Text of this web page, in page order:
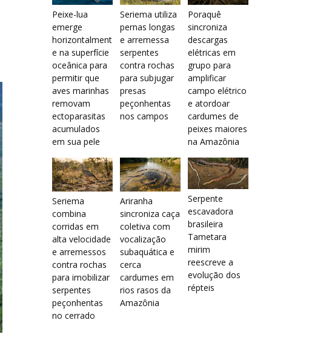
Peixe-lua
emerge
horizontalment
e na superfície
oceânica para
permitir que
aves marinhas
removam
ectoparasitas
acumulados
em sua pele
Seriema utiliza
pernas longas
e arremessa
serpentes
contra rochas
para subjugar
presas
peçonhentas
nos campos
Poraquê
sincroniza
descargas
elétricas em
grupo para
amplificar
campo elétrico
e atordoar
cardumes de
peixes maiores
na Amazônia
Seriema
combina
corridas em
alta velocidade
e arremessos
contra rochas
para imobilizar
serpentes
peçonhentas
no cerrado
Ariranha
sincroniza caça
coletiva com
vocalização
subaquática e
cerca
cardumes em
rios rasos da
Amazônia
Serpente
escavadora
brasileira
Tametara
mirim
reescreve a
evolução dos
répteis